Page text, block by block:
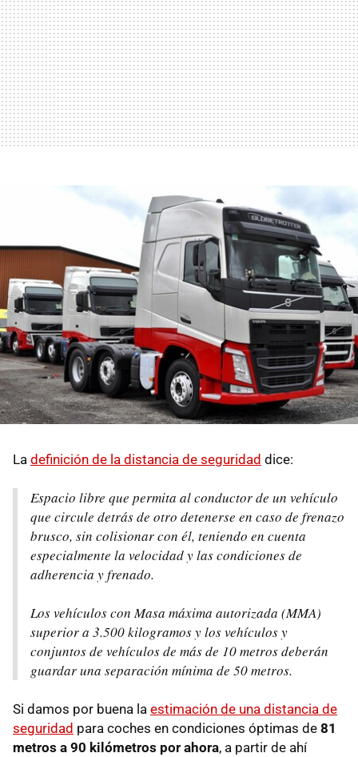
La definición de la distancia de seguridad dice:
Espacio libre que permita al conductor de un vehículo
que circule detrás de otro detenerse en caso de frenazo
brusco, sin colisionar con él, teniendo en cuenta
especialmente la velocidad y las condiciones de
adherencia y frenado.
Los vehículos con Masa máxima autorizada (MMA)
superior a 3.500 kilogramos y los vehículos y
conjuntos de vehículos de más de 10 metros deberán
guardar una separación mínima de 50 metros.
Si damos por buena la estimación de una distancia de
seguridad para coches en condiciones óptimas de 81
metros a 90 kilómetros por ahora, a partir de ahí